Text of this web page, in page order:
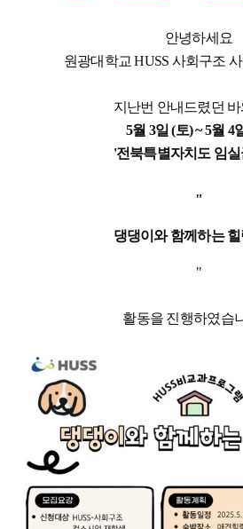
안녕하세요
원광대학교 HUSS 사회구조
지난번 안내드렸던 바
5월 3일 (토) ~ 5월 4
'전북특별자치도 임
"
댕댕이와 함께하는
"
활동을 진행하였습